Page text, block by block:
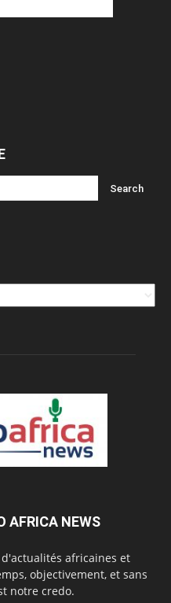
AFRICA NEWS
africaines et
objectivement, et sans
notre credo.